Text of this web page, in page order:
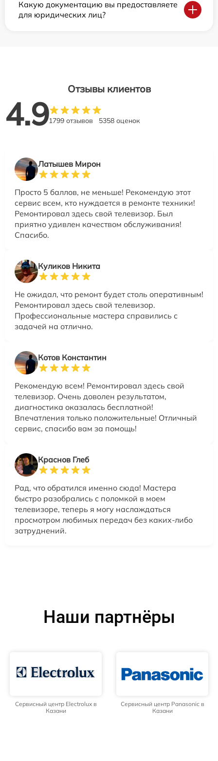
Какую документацию вы предоставляете
для юридических лиц?
Отзывы клиентов
4.91799 отзывов 5358 оценок
Латышев Мирон
Просто 5 баллов, не меньше! Рекомендую этот
сервис всем, кто нуждается в ремонте техники!
Ремонтировал здесь свой телевизор. Был
приятно удивлен качеством обслуживания!
Спасибо.
Куликов Никита
Не ожидал, что ремонт будет столь оперативным!
Ремонтировал здесь свой телевизор.
Профессиональные мастера справились с
задачей на отлично.
Котов Константин
Рекомендую всем! Ремонтировал здесь свой
телевизор. Очень доволен результатом,
диагностика оказалась бесплатной!
Впечатления только положительные! Отличный
сервис, спасибо вам за помощь!
Краснов Глеб
Рад, что обратился именно сюда! Мастера
быстро разобрались с поломкой в моем
телевизоре, теперь я могу наслаждаться
просмотром любимых передач без каких-либо
затруднений.
Наши партнёры
Сервисный центр Electrolux в
Казани
Сервисный центр Panasonic в
Казани